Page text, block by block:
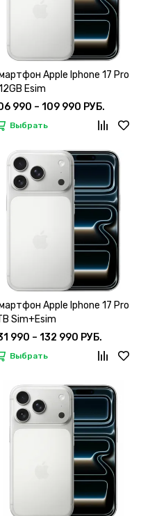
Apple Iphone 17 Pro
Esim
990 – 109 990 РУБ.
Выбрать
Apple Iphone 17 Pro
Sim+Esim
990 – 132 990 РУБ.
Выбрать